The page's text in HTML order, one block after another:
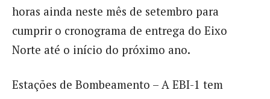
horas ainda neste mês de setembro para
cumprir o cronograma de entrega do Eixo
Norte até o início do próximo ano.
Estações de Bombeamento – A EBI-1 tem